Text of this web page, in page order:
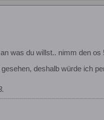
was du willst.. nimm den os
deshalb würde ich
.